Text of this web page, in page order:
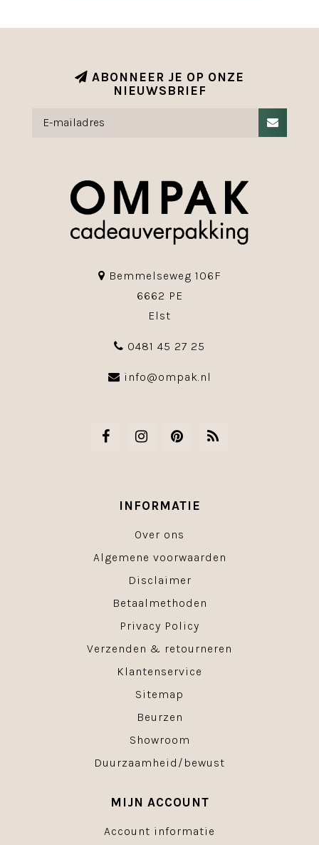
ABONNEER JE OP ONZE
NIEUWSBRIEF
Bemmelseweg 106F
6662 PE
Elst
0481 45 27 25
info@ompak.nl
INFORMATIE
Over ons
Algemene voorwaarden
Disclaimer
Betaalmethoden
Privacy Policy
Verzenden & retourneren
Klantenservice
Sitemap
Beurzen
Showroom
Duurzaamheid/bewust
MIJN ACCOUNT
Account informatie